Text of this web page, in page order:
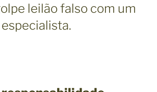
leilão falso com um